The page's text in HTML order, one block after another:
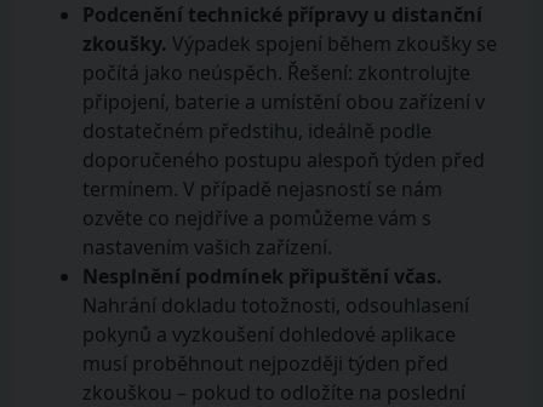
Podcenění technické přípravy u distanční
zkoušky. Výpadek spojení během zkoušky se
počítá jako neúspěch. Řešení: zkontrolujte
připojení, baterie a umístění obou zařízení v
dostatečném předstihu, ideálně podle
doporučeného postupu alespoň týden před
termínem. V případě nejasností se nám
ozvěte co nejdříve a pomůžeme vám s
nastavením vašich zařízení.
Nesplnění podmínek připuštění včas.
Nahrání dokladu totožnosti, odsouhlasení
pokynů a vyzkoušení dohledové aplikace
musí proběhnout nejpozději týden před
zkouškou – pokud to odložíte na poslední